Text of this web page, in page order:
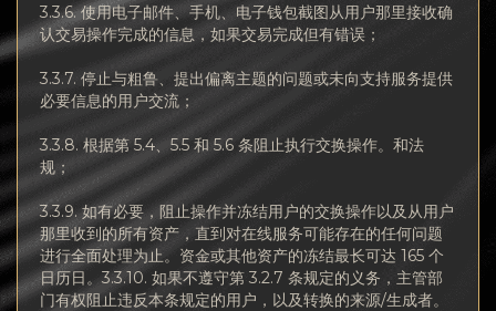
3.3.6. 使用电子邮件、手机、电子钱包截图从用户那里接收确
认交易操作完成的信息，如果交易完成但有错误；
3.3.7. 停止与粗鲁、提出偏离主题的问题或未向支持服务提供
必要信息的用户交流；
3.3.8. 根据第 5.4、5.5 和 5.6 条阻止执行交换操作。和法
规；
3.3.9. 如有必要，阻止操作并冻结用户的交换操作以及从用户
那里收到的所有资产，直到对在线服务可能存在的任何问题
进行全面处理为止。资金或其他资产的冻结最长可达 165 个
日历日。3.3.10. 如果不遵守第 3.2.7 条规定的义务，主管部
门有权阻止违反本条规定的用户，以及转换的来源/生成者。